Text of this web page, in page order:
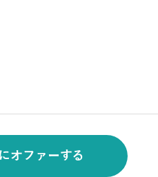
オファーする